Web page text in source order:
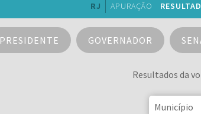
RJ APURAÇÃO
PRESIDENTE GOVERNADOR
Resultados da